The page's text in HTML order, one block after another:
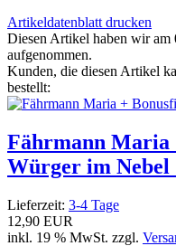
Artikeldatenblatt drucken
Diesen Artikel haben wir am
aufgenommen.
Kunden, die diesen Artikel
bestellt:
Fährmann Maria
Würger im
Lieferzeit: 3-4 Tage
12,90 EUR
inkl. 19 % MwSt. zzgl.